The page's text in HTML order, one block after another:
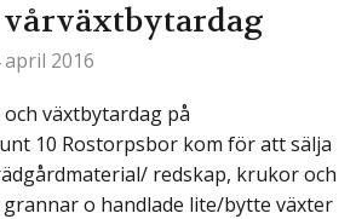
vårväxtbytardag
2016
växtbytardag på
10 Rostorpsbor kom för att sälja
redskap, krukor och
grannar o handlade lite/bytte växter